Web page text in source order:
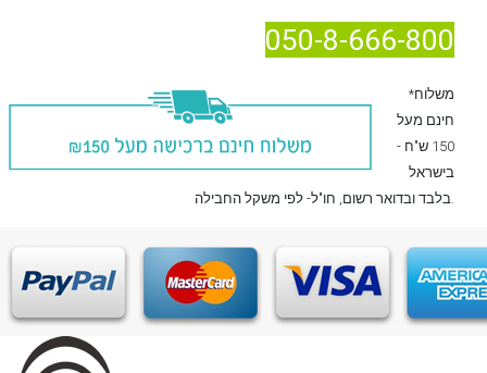
050-8-666-800
*משלוח
חינם מעל
150 ש"ח -
בישראל
בלבדובדואר רשום , חו"ל- לפי משקל החבילה.